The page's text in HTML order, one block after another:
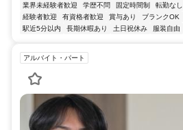
業界未経験者歓迎 学歴不問 固定時間制 転勤なし
経験者歓迎
有資格者歓迎 賞与あり ブランクOK
駅近5分以内
長期休暇あり 土日祝休み 服装自由
アルバイト・パート